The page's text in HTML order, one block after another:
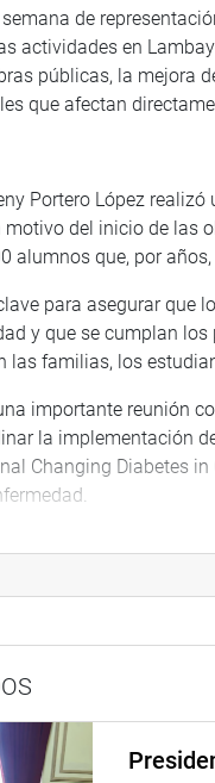
de
actividades en
públicas, la mejora
que afectan
Portero López
del inicio de las
alumnos que, por
para asegurar que
y que se cumplan
las familias, los
importante reunión
la implementación
Changing Diabetes
Carreño visitó la
demandas.
prioritarias
logístico
para el